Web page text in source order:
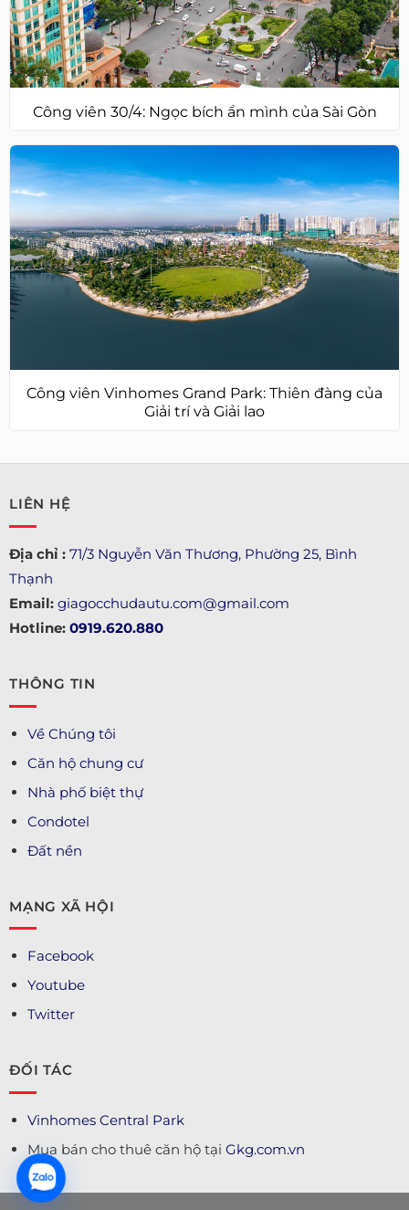
Công viên 30/4: Ngọc bích ẩn mình của Sài Gòn
Công viên Vinhomes Grand Park: Thiên đàng của
Giải trí và Giải lao
LIÊN HỆ
Địa chỉ : 71/3 Nguyễn Văn Thương, Phường 25, Bình
Thạnh
Email: giagocchudautu.com@gmail.com
Hotline: 0919.620.880
THÔNG TIN
Về Chúng tôi
Căn hộ chung cư
Nhà phố biệt thự
Condotel
Đất nền
MẠNG XÃ HỘI
Facebook
Youtube
Twitter
ĐỐI TÁC
Vinhomes Central Park
Mua bán cho thuê căn hộ tại Gkg.com.vn